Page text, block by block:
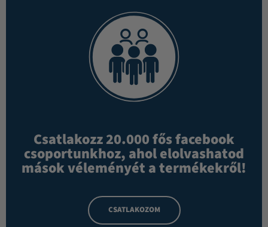
Csatlakozz 20.000 fős facebook
csoportunkhoz, ahol elolvashatod
mások véleményét a termékekről!
CSATLAKOZOM